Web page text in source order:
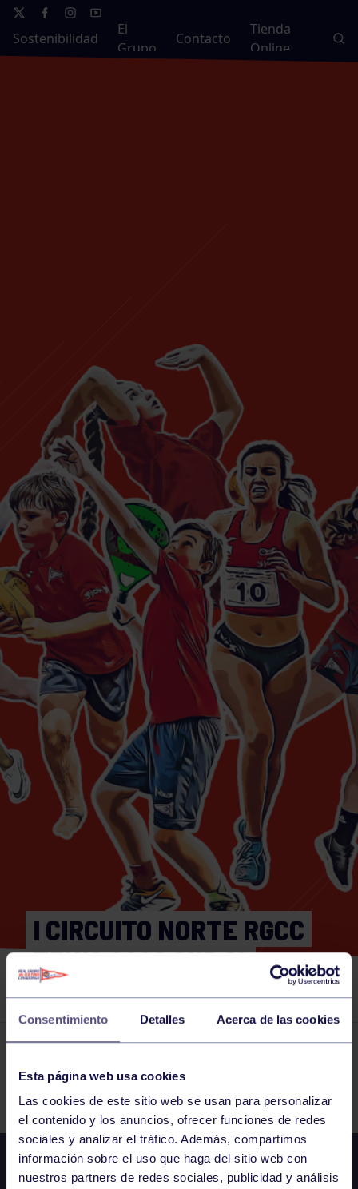
Consentimiento Detalles Acerca de las cookies
Esta página web usa cookies
Las cookies de este sitio web se usan para personalizar
el contenido y los anuncios, ofrecer funciones de redes
sociales y analizar el tráfico. Además, compartimos
información sobre el uso que haga del sitio web con
nuestros partners de redes sociales, publicidad y análisis
Sostenibilidad
El
Grupo
Contacto
Tienda
Online
I CIRCUITO NORTE RGCC
TENIS 2026 SUB 10
MASCULINO